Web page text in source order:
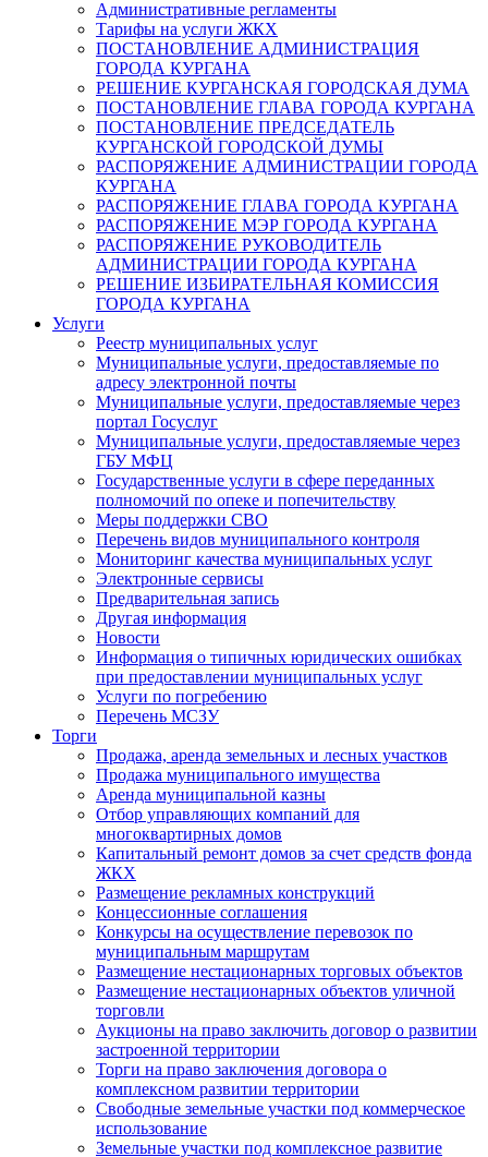
Административные регламенты
Тарифы на услуги ЖКХ
ПОСТАНОВЛЕНИЕ АДМИНИСТРАЦИЯ
ГОРОДА КУРГАНА
РЕШЕНИЕ КУРГАНСКАЯ ГОРОДСКАЯ ДУМА
ПОСТАНОВЛЕНИЕ ГЛАВА ГОРОДА КУРГАНА
ПОСТАНОВЛЕНИЕ ПРЕДСЕДАТЕЛЬ
КУРГАНСКОЙ ГОРОДСКОЙ ДУМЫ
РАСПОРЯЖЕНИЕ АДМИНИСТРАЦИИ ГОРОДА
КУРГАНА
РАСПОРЯЖЕНИЕ ГЛАВА ГОРОДА КУРГАНА
РАСПОРЯЖЕНИЕ МЭР ГОРОДА КУРГАНА
РАСПОРЯЖЕНИЕ РУКОВОДИТЕЛЬ
АДМИНИСТРАЦИИ ГОРОДА КУРГАНА
РЕШЕНИЕ ИЗБИРАТЕЛЬНАЯ КОМИССИЯ
ГОРОДА КУРГАНА
Услуги
Реестр муниципальных услуг
Муниципальные услуги, предоставляемые по
адресу электронной почты
Муниципальные услуги, предоставляемые через
портал Госуслуг
Муниципальные услуги, предоставляемые через
ГБУ МФЦ
Государственные услуги в сфере переданных
полномочий по опеке и попечительству
Меры поддержки СВО
Перечень видов муниципального контроля
Мониторинг качества муниципальных услуг
Электронные сервисы
Предварительная запись
Другая информация
Новости
Информация о типичных юридических ошибках
при предоставлении муниципальных услуг
Услуги по погребению
Перечень МСЗУ
Торги
Продажа, аренда земельных и лесных участков
Продажа муниципального имущества
Аренда муниципальной казны
Отбор управляющих компаний для
многоквартирных домов
Капитальный ремонт домов за счет средств фонда
ЖКХ
Размещение рекламных конструкций
Концессионные соглашения
Конкурсы на осуществление перевозок по
муниципальным маршрутам
Размещение нестационарных торговых объектов
Размещение нестационарных объектов уличной
торговли
Аукционы на право заключить договор о развитии
застроенной территории
Торги на право заключения договора о
комплексном развитии территории
Свободные земельные участки под коммерческое
использование
Земельные участки под комплексное развитие